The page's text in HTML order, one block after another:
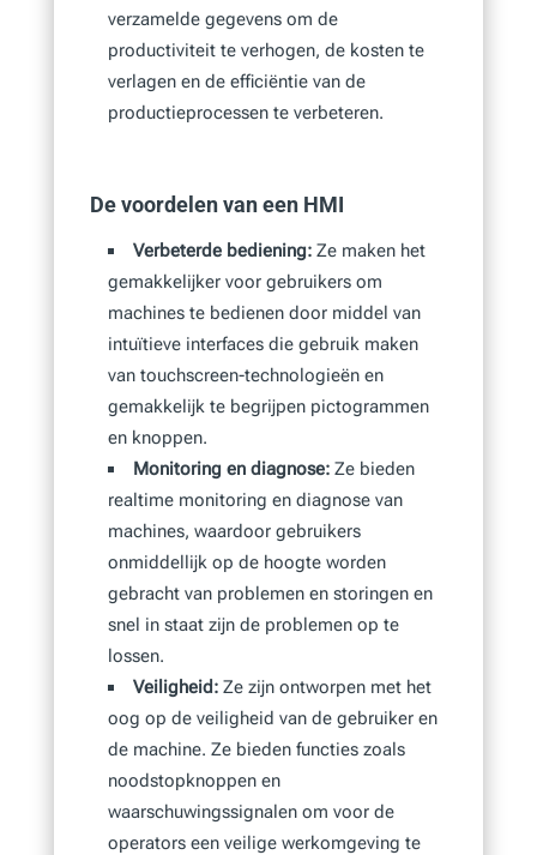
verzamelde gegevens om de
productiviteit te verhogen, de kosten te
verlagen en de efficiëntie van de
productieprocessen te verbeteren.
De voordelen van een HMI
Verbeterde bediening:Ze maken het
gemakkelijker voor gebruikers om
machines te bedienen door middel van
intuïtieve interfaces die gebruik maken
van touchscreen-technologieën en
gemakkelijk te begrijpen pictogrammen
en knoppen.
Monitoring en diagnose:Ze bieden
realtime monitoring en diagnose van
machines, waardoor gebruikers
onmiddellijk op de hoogte worden
gebracht van problemen en storingen en
snel in staat zijn de problemen op te
lossen.
Veiligheid:Ze zijn ontworpen met het
oog op de veiligheid van de gebruiker en
de machine. Ze bieden functies zoals
noodstopknoppen en
waarschuwingssignalen om voor de
operators een veilige werkomgeving te